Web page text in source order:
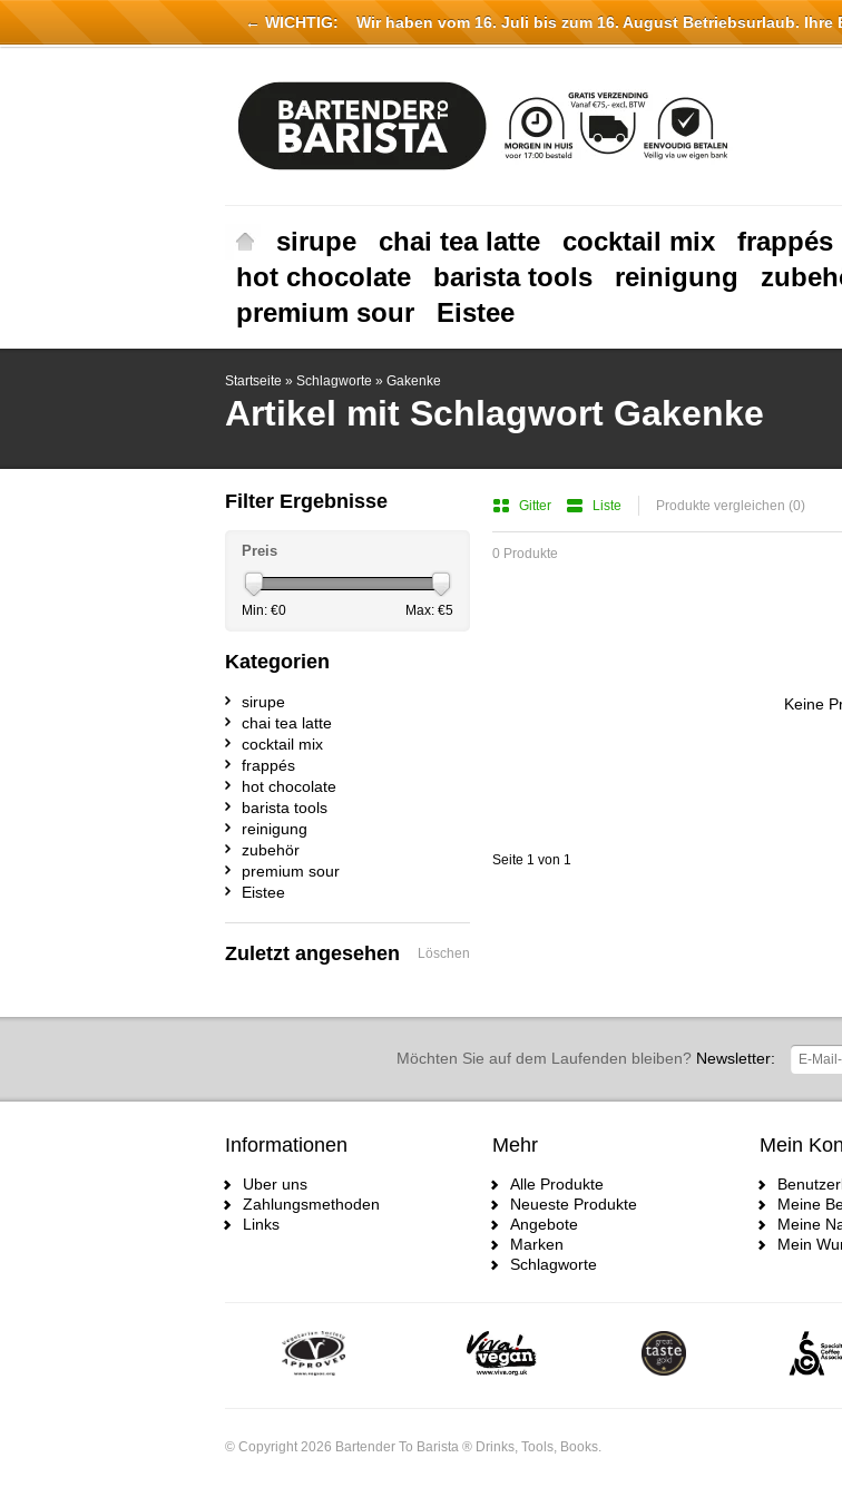
sirupe chai tea latte cocktail mix
frappés
hot chocolate
barista tools reinigung
premium sour
Eistee
Startseite » Schlagworte » Gakenke
Artikel mit Schlagwort Gakenke
Gitter Liste Produkte vergleichen (0)
0 Produkte
Keine
Seite 1 von 1
Filter Ergebnisse
Preis
Min: €0 Max: €5
Kategorien
sirupe
chai tea latte
cocktail mix
frappés
hot chocolate
barista tools
reinigung
zubehör
premium sour
Eistee
Zuletzt angesehen Löschen
Möchten Sie auf dem Laufenden bleiben?Newsletter:
Informationen
Uber uns
Zahlungsmethoden
Links
Mehr
Alle Produkte
Neueste Produkte
Angebote
Marken
Schlagworte
Mein
Meine
Meine
Mein
© Copyright 2026 Bartender To Barista ® Drinks, Tools, Books.
← WICHTIG:Wir haben vom 16. Juli bis zum 16. August Betriebsurlaub. Ihre